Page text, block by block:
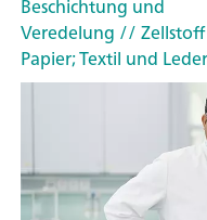
Veredelung //
Papier; Textil und Leder